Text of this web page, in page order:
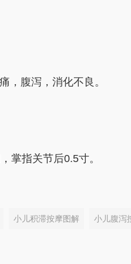
，腹泻，消化不良。
掌指关节后0.5寸。
小儿积滞按摩图解 小儿腹泻